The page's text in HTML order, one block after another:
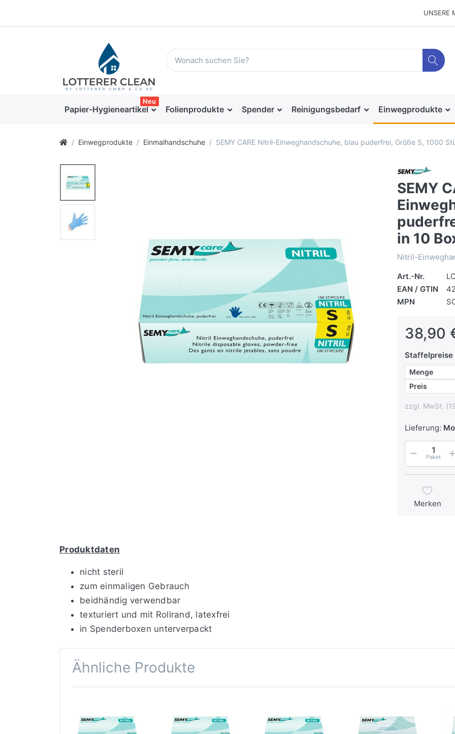
UNSERE
Papier-Hygieneartikel
Neu
Folienprodukte Spender Reinigungsbedarf Einwegprodukte
Einwegprodukte Einmalhandschuhe SEMY CARE Nitril-Einweghandschuhe, blau puderfrei, Größe S, 1000
SEMY
in 10
Nitril-
Art.-Nr.
EAN / GTIN
MPN
38,90
Staffelpreise
Menge
Preis
zzgl. MwSt.
Lieferung:
Paket
Merken
Produktdaten
nicht steril
zum einmaligen Gebrauch
beidhändig verwendbar
texturiert und mit Rollrand, latexfrei
in Spenderboxen unterverpackt
Ähnliche Produkte